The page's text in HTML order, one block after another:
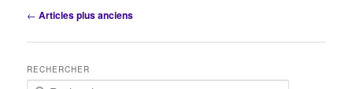
Navigation
articles
← Articles plus anciens
RECHERCHER